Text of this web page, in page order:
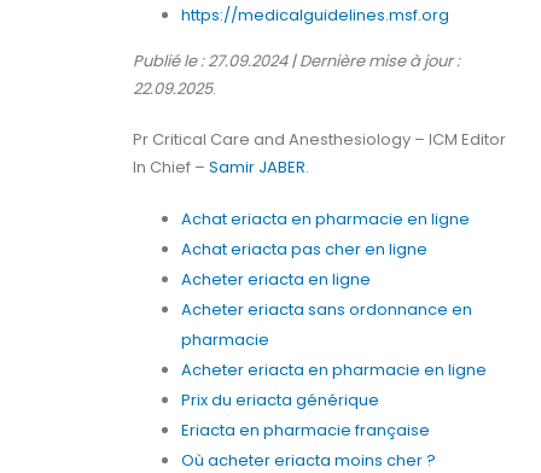
https://medicalguidelines.msf.org
Publié le : 27.09.2024 | Dernière mise à jour :
22.09.2025.
Pr Critical Care and Anesthesiology – ICM Editor
In Chief – Samir JABER.
Achat eriacta en pharmacie en ligne
Achat eriacta pas cher en ligne
Acheter eriacta en ligne
Acheter eriacta sans ordonnance en
pharmacie
Acheter eriacta en pharmacie en ligne
Prix du eriacta générique
Eriacta en pharmacie française
Où acheter eriacta moins cher ?